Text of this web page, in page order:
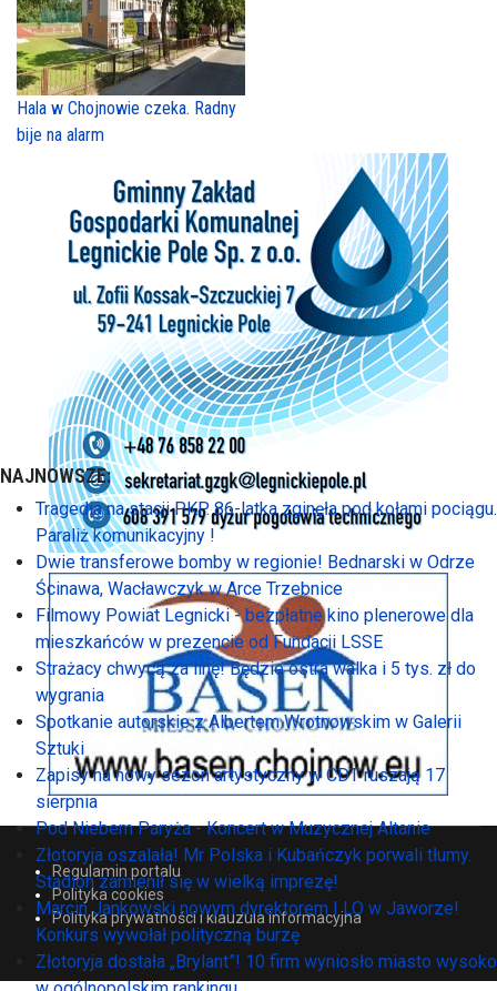
Hala w Chojnowie czeka. Radny
bije na alarm
Regulamin portalu
Polityka cookies
Polityka prywatności i klauzula informacyjna
NAJNOWSZE:
Tragedia na stacji PKP. 86-latka zginęła pod kołami pociągu.
Paraliż komunikacyjny !
Dwie transferowe bomby w regionie! Bednarski w Odrze
Ścinawa, Wacławczyk w Arce Trzebnice
Filmowy Powiat Legnicki - bezpłatne kino plenerowe dla
mieszkańców w prezencie od Fundacji LSSE
Strażacy chwycą za linę! Będzie ostra walka i 5 tys. zł do
wygrania
Spotkanie autorskie z Albertem Wrotnowskim w Galerii
Sztuki
Zapisy na nowy sezon artystyczny w CDT ruszają 17
sierpnia
Pod Niebem Paryża - Koncert w Muzycznej Altanie
Złotoryja oszalała! Mr Polska i Kubańczyk porwali tłumy.
Stadion zamienił się w wielką imprezę!
Marcin Jankowski nowym dyrektorem I LO w Jaworze!
Konkurs wywołał polityczną burzę
Złotoryja dostała „Brylant”! 10 firm wyniosło miasto wysoko